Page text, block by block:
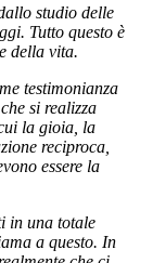
studio delle
Tutto questo è
della vita.
testimonianza
si realizza
la gioia, la
reciproca,
essere la
in una totale
a questo. In